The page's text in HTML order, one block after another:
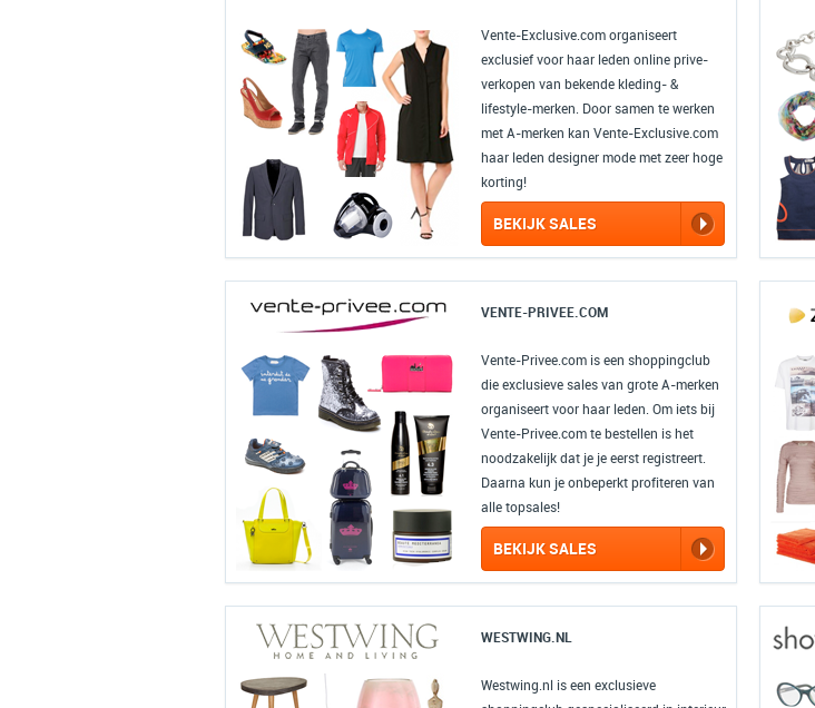
Vente-Exclusive.com organiseert
exclusief voor haar leden online prive-
verkopen van bekende kleding- &
lifestyle-merken. Door samen te werken
met A-merken kan Vente-Exclusive.com
haar leden designer mode met zeer hoge
korting!
BEKIJK SALES
VENTE-PRIVEE.COM
Vente-Privee.com is een shoppingclub
die exclusieve sales van grote A-merken
organiseert voor haar leden. Om iets bij
Vente-Privee.com te bestellen is het
noodzakelijk dat je je eerst registreert.
Daarna kun je onbeperkt profiteren van
alle topsales!
BEKIJK SALES
WESTWING.NL
Westwing.nl is een exclusieve